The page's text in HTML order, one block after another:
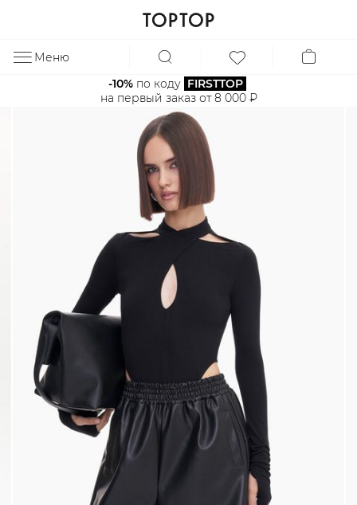
Меню
-10% по коду FIRSTTOP
на первый заказ от 8 000 ₽